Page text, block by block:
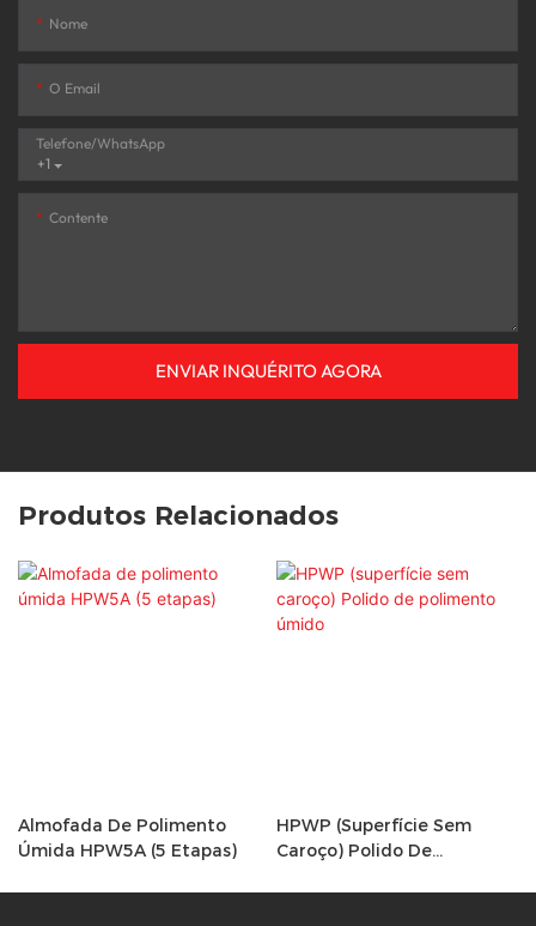
Nome
O Email
+1
Telefone/WhatsApp
Contente
ENVIAR INQUÉRITO AGORA
Produtos Relacionados
Almofada De Polimento
Úmida HPW5A (5 Etapas)
HPWP (superfície Sem
Caroço) Polido De